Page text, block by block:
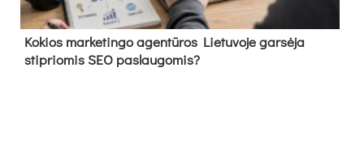
Kokios marketingo agentūros Lietuvoje garsėja
stipriomis SEO paslaugomis?